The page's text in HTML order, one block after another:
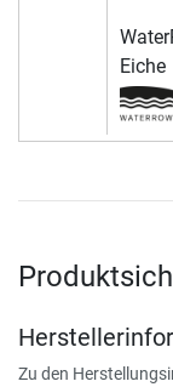
Eiche
Zu den